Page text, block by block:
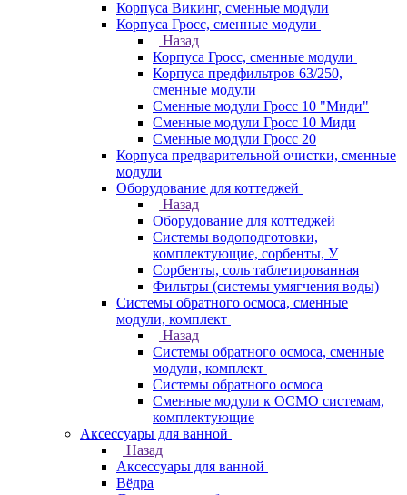
Корпуса Викинг, сменные модули
Корпуса Гросс, сменные модули
Назад
Корпуса Гросс, сменные модули
Корпуса предфильтров 63/250,
сменные модули
Сменные модули Гросс 10 "Миди"
Сменные модули Гросс 10 Миди
Сменные модули Гросс 20
Корпуса предварительной очистки, сменные
модули
Оборудование для коттеджей
Назад
Оборудование для коттеджей
Системы водоподготовки,
комплектующие, сорбенты, У
Сорбенты, соль таблетированная
Фильтры (системы умягчения воды)
Системы обратного осмоса, сменные
модули, комплект
Назад
Системы обратного осмоса, сменные
модули, комплект
Системы обратного осмоса
Сменные модули к ОСМО системам,
комплектующие
Аксессуары для ванной
Назад
Аксессуары для ванной
Вёдра